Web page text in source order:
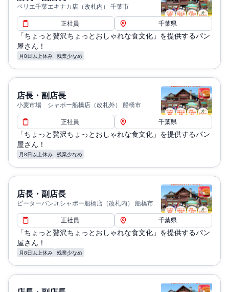
ペリエ千葉エキナカ店（改札内） 千葉市
正社員 千葉県
「ちょっと贅沢ちょっとおしゃれな食文化」を提供するパン
屋さん！
月8日以上休み 残業少なめ
店長・副店長
小麦市場 シャポー船橋店（改札外） 船橋市
正社員 千葉県
「ちょっと贅沢ちょっとおしゃれな食文化」を提供するパン
屋さん！
月8日以上休み 残業少なめ
店長・副店長
ピーターパンJr.シャポー船橋店（改札内） 船橋市
正社員 千葉県
「ちょっと贅沢ちょっとおしゃれな食文化」を提供するパン
屋さん！
月8日以上休み 残業少なめ